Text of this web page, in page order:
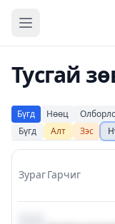
Тусгай
Бүгд Нөөц
Бүгд
Алт Зэс
ЗурагГарчиг